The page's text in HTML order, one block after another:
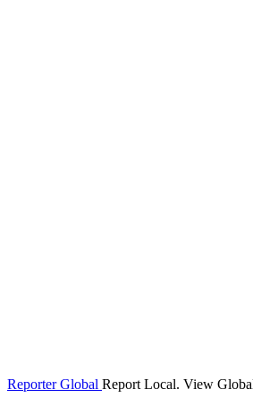
Reporter Global Report Local. View